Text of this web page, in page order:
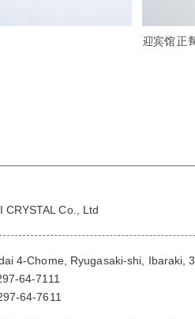
迎宾馆正
CRYSTAL Co., Ltd
4-Chome, Ryugasaki-shi, Ibaraki,
64-7111
64-7611